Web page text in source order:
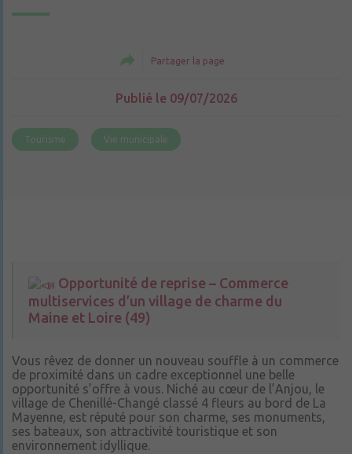
Partager la page
Publié le 09/07/2026
Tourisme Vie municipale
Opportunité de reprise – Commerce
multiservices d’un village de charme du
Maine et Loire (49)
Vous rêvez de donner un nouveau souffle à un commerce
de proximité dans un cadre exceptionnel une belle
opportunité s’offre à vous. Niché au cœur de l’Anjou, le
village de Chenillé-Changé classé 4 fleurs au bord de La
Mayenne, est réputé pour son charme, ses monuments,
ses bateaux, son attractivité touristique et son
environnement idyllique.